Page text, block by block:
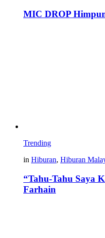
MIC DROP
Trending
in Hiburan, Hiburan
“Tahu-Tahu Saya
Farhain